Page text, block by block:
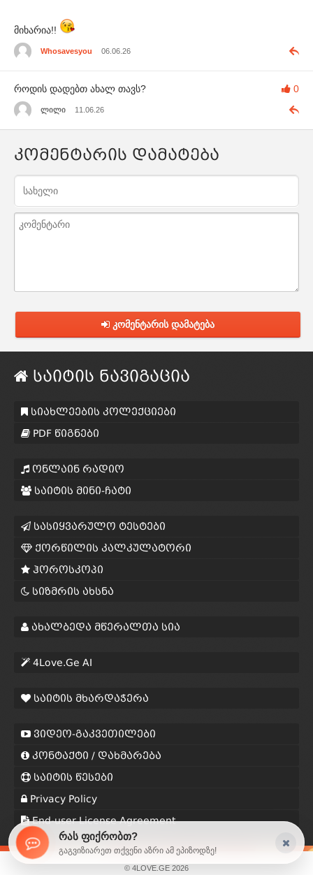
რას ფიქრობთ?
გაგვიზიარეთ თქვენი აზრი ამ ეპიზოდზე!
მიხარია!!
Whosavesyou 06.06.26
0
როდის დადებთ ახალ თავს?
ლილი 11.06.26
კომენტარის დამატება
კომენტარის დამატება
საიტის ნავიგაცია
სიახლეების კოლექციები
PDF წიგნები
ონლაინ რადიო
საიტის მინი-ჩატი
სასიყვარულო ტესტები
ქორწილის კალკულატორი
ჰოროსკოპი
სიზმრის ახსნა
ახალბედა მწერალთა სია
4Love.Ge AI
საიტის მხარდაჭერა
ვიდეო-გაკვეთილები
კონტაქტი / დახმარება
საიტის წესები
Privacy Policy
End-user License Agreement
© 4LOVE.GE 2026